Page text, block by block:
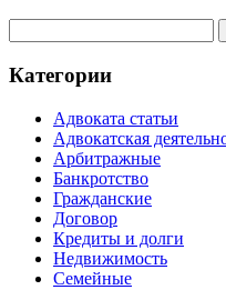
Категории
Адвоката статьи
Адвокатская
Арбитражные
Банкротство
Гражданские
Договор
Кредиты и долги
Недвижимость
Семейные